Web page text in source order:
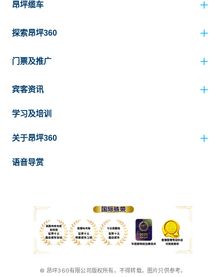
昂坪缆车
探索昂坪360
门票及推广
宾客资讯
学习及培训
关于昂坪360
语音导赏
© 昂坪360有限公司版权所有。不得转载。图片只供参考。